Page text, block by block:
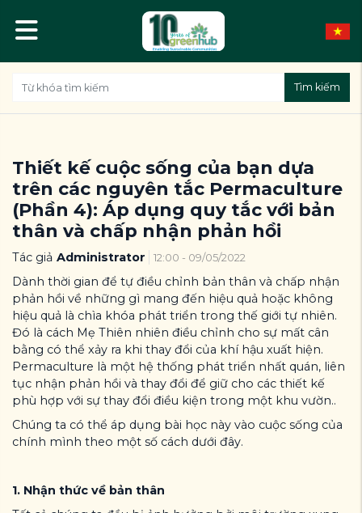
Tìm kiếm
Thiết kế cuộc sống của bạn dựa
trên các nguyên tắc Permaculture
(Phần 4): Áp dụng quy tắc với bản
thân và chấp nhận phản hồi
Tác giả Administrator 12:00 - 09/05/2022
Dành thời gian để tự điều chỉnh bản thân và chấp nhận
phản hồi về những gì mang đến hiệu quả hoặc không
hiệu quả là chìa khóa phát triển trong thế giới tự nhiên.
Đó là cách Mẹ Thiên nhiên điều chỉnh cho sự mất cân
bằng có thể xảy ra khi thay đổi của khí hậu xuất hiện.
Permaculture là một hệ thống phát triển nhất quán, liên
tục nhận phản hồi và thay đổi để giữ cho các thiết kế
phù hợp với sự thay đổi điều kiện trong một khu vườn..
Chúng ta có thể áp dụng bài học này vào cuộc sống của
chính mình theo một số cách dưới đây.
1. Nhận thức về bản thân